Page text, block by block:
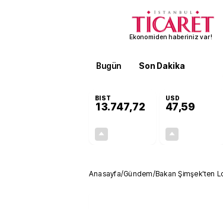
Ekonomiden haberiniz var!
Bugün Son Dakika
BIST
13.747,72
USD
47,59
Anasayfa/Gündem/Bakan Şimşek'ten